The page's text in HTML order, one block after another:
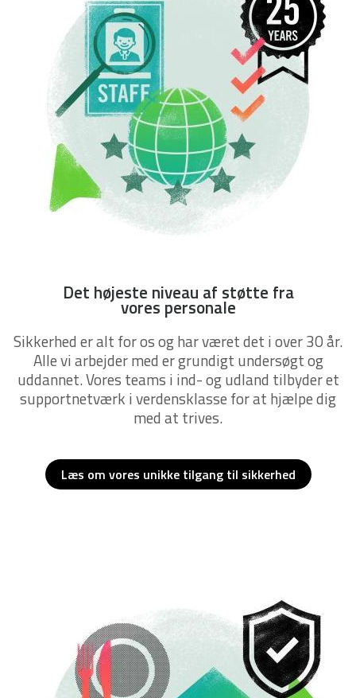
Det højeste niveau af støtte fra
vores personale
Sikkerhed er alt for os og har været det i over 30 år.
Alle vi arbejder med er grundigt undersøgt og
uddannet. Vores teams i ind- og udland tilbyder et
supportnetværk i verdensklasse for at hjælpe dig
med at trives.
Læs om vores unikke tilgang til sikkerhed